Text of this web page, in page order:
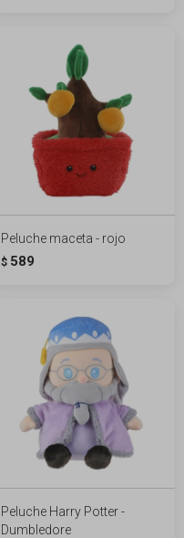
Peluche maceta - rojo
$ 589
Peluche Harry Potter -
Dumbledore